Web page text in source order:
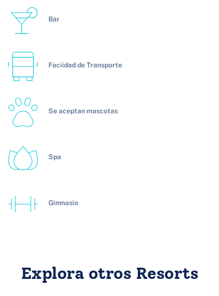
Bar
Faciidad de Transporte
Se aceptan mascotas
Spa
Gimnasio
Explora otros Resorts